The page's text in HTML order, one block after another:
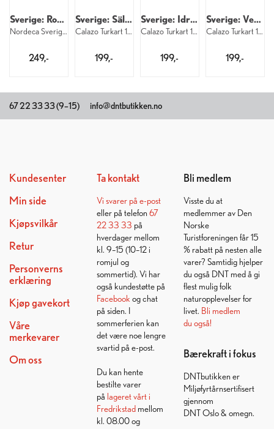
Sverige: Rogen
Nordeca Sverige 7016 Rogen
249,-
Sverige: Sälen Fulufjället
Calazo Turkart 1:50 000
199,-
Sverige: Idre og Lofsdalen
Calazo Turkart 1:50 000
199,-
Sverige: Vemdalen Sonfjället Lofsdalen
Calazo Turkart 1:50 000
199,-
67 22 33 33 (9–15) info@dntbutikken.no
Kundesenter
Min side
Kjøpsvilkår
Retur
Personverns
erklæring
Kjøp gavekort
Våre
merkevarer
Om oss
Ta kontakt
Vi svarer på e-post
eller på telefon 67
22 33 33 på
hverdager mellom
kl. 9–15 (10–12 i
romjul og
sommertid). Vi har
også kundestøtte på
Facebook og chat
på siden. I
sommerferien kan
det være noe lengre
svartid på e-post.
Du kan hente
bestilte varer
på lageret vårt i
Fredrikstadmellom
kl. 08.00 og
Bli medlem
Visste du at
medlemmer av Den
Norske
Turistforeningen får 15
% rabatt på nesten alle
varer? Samtidig hjelper
du også DNT med å gi
flest mulig folk
naturopplevelser for
livet. Bli medlem
du også!
Bærekraft i fokus
DNTbutikken er
Miljøfyrtårnsertifisert
gjennom
DNT Oslo & omegn.